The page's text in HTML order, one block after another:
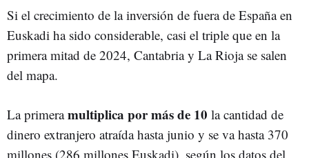
Si el crecimiento de la inversión de fuera de España en
Euskadi ha sido considerable, casi el triple que en la
primera mitad de 2024, Cantabria y La Rioja se salen
del mapa.
La primeramultiplica por más de 10 la cantidad de
dinero extranjero atraída hasta junio y se va hasta 370
millones (286 millones Euskadi), según los datos del